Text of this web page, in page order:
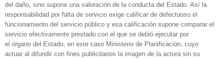
del daño, sino supone una valoración de la conducta del Estado. Así la
responsabilidad por falta de servicio exige calificar de defectuoso el
funcionamiento del servicio público y esa calificación supone comparar el
servicio efectivamente prestado con el que se debió ejecutar por
el órgano del Estado, en este caso Ministerio de Planificación, cuyo
actuar al difundir con fines publicitarios la imagen de la actora sin su